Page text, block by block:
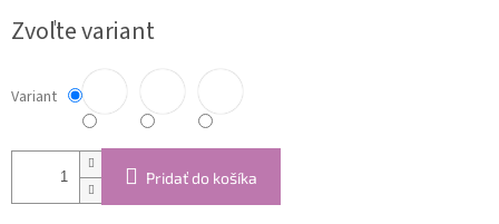
Zvoľte variant
Variant
Pridať do košíka